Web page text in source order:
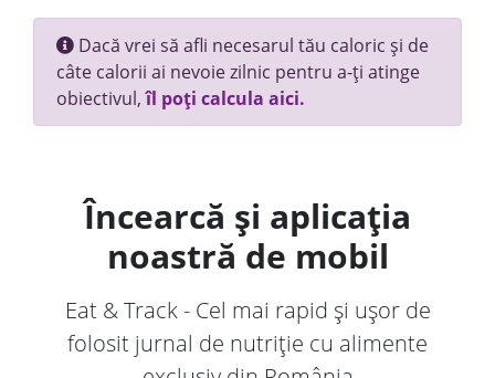
Dacă vrei să afli necesarul tău caloric și de
câte calorii ai nevoie zilnic pentru a-ți atinge
obiectivul,îl poți calcula aici.
Încearcă și aplicația
noastră de mobil
Eat & Track - Cel mai rapid și ușor de
folosit jurnal de nutriție cu alimente